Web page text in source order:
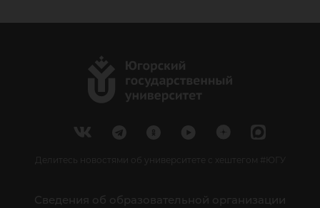
Делитесь новостями об университете с хештегом #ЮГУ
Сведения об образовательной организации